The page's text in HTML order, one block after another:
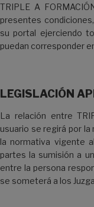
TRIPLE A
presentes
su portal ejerciendo
puedan corresponder
LEGISLACIÓN
La relación entre
usuario se regirá por
la normativa vigente
partes la sumisión a
entre la persona
se someterá a los